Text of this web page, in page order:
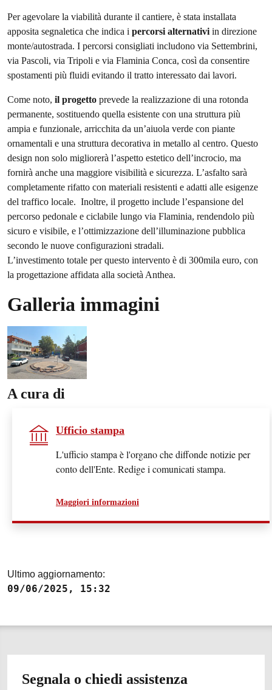
Per agevolare la viabilità durante il cantiere, è stata installata
apposita segnaletica che indica i percorsi alternativi in direzione
monte/autostrada. I percorsi consigliati includono via Settembrini,
via Pascoli, via Tripoli e via Flaminia Conca, così da consentire
spostamenti più fluidi evitando il tratto interessato dai lavori.
Come noto, il progetto prevede la realizzazione di una rotonda
permanente, sostituendo quella esistente con una struttura più
ampia e funzionale, arricchita da un’aiuola verde con piante
ornamentali e una struttura decorativa in metallo al centro. Questo
design non solo migliorerà l’aspetto estetico dell’incrocio, ma
fornirà anche una maggiore visibilità e sicurezza. L’asfalto sarà
completamente rifatto con materiali resistenti e adatti alle esigenze
del traffico locale. Inoltre, il progetto include l’espansione del
percorso pedonale e ciclabile lungo via Flaminia, rendendolo più
sicuro e visibile, e l’ottimizzazione dell’illuminazione pubblica
secondo le nuove configurazioni stradali.
L’investimento totale per questo intervento è di 300mila euro, con
la progettazione affidata alla società Anthea.
Galleria immagini
A cura di
Ufficio stampa
L'ufficio stampa è l'organo che diffonde notizie per
conto dell'Ente. Redige i comunicati stampa.
Maggiori informazioni
Ultimo aggiornamento:
09/06/2025, 15:32
Segnala o chiedi assistenza